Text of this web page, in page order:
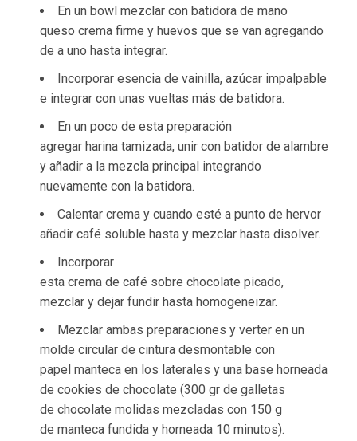
En un bowl mezclar con batidora de mano
queso crema firme y huevos que se van agregando
de a uno hasta integrar.
Incorporar esencia de vainilla, azúcar impalpable
e integrar con unas vueltas más de batidora.
En un poco de esta preparación
agregar harina tamizada, unir con batidor de alambre
y añadir a la mezcla principal integrando
nuevamente con la batidora.
Calentar crema y cuando esté a punto de hervor
añadir café soluble hasta y mezclar hasta disolver.
Incorporar
esta crema de café sobre chocolate picado,
mezclar y dejar fundir hasta homogeneizar.
Mezclar ambas preparaciones y verter en un
molde circular de cintura desmontable con
papel manteca en los laterales y una base horneada
de cookies de chocolate (300 gr de galletas
de chocolate molidas mezcladas con 150 g
de manteca fundida y horneada 10 minutos).